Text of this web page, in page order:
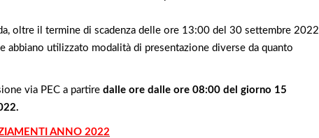
oltre il termine di scadenza delle ore 13:00 del 30 settembre 2022
abbiano utilizzato modalità di presentazione diverse da quanto
via PEC a partire dalle ore dalle ore 08:00 del giorno 15
ANNO 2022